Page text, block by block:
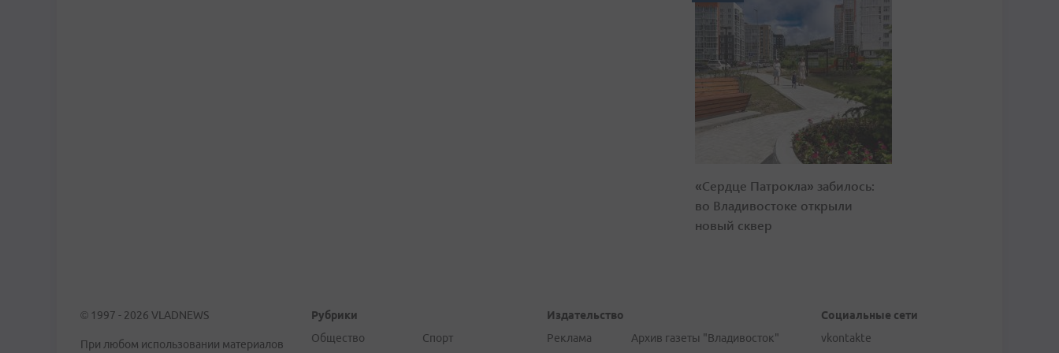
«Сердце Патрокла» забилось:
во Владивостоке открыли
новый сквер
© 1997 - 2026 VLADNEWS
При любом использовании материалов
Рубрики
Общество
Спорт
Издательство
Реклама
Архив газеты "Владивосток"
Социальные сети
vkontakte